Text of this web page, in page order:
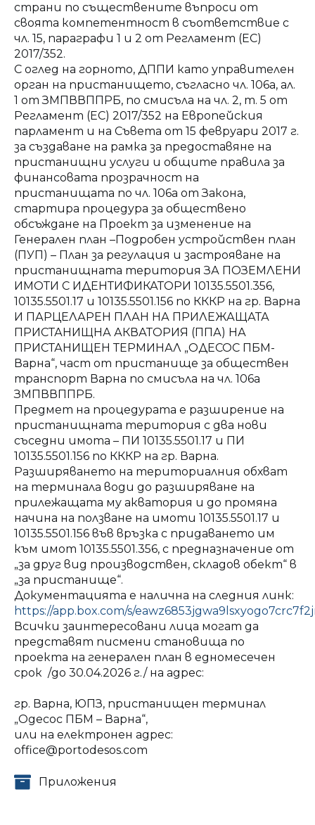
страни по съществените въпроси от
своята компетентност в съответствие с
чл. 15, параграфи 1 и 2 от Регламент (ЕС)
2017/352.
С оглед на горното, ДППИ като управителен
орган на пристанището, съгласно чл. 106а, ал.
1 от ЗМПВВППРБ, по смисъла на чл. 2, т. 5 от
Регламент (ЕС) 2017/352 на Европейския
парламент и на Съвета от 15 февруари 2017 г.
за създаване на рамка за предоставяне на
пристанищни услуги и общите правила за
финансовата прозрачност на
пристанищата по чл. 106а от Закона,
стартира процедура за обществено
обсъждане на Проект за изменение на
Генерален план –Подробен устройствен план
(ПУП) – План за регулация и застрояване на
пристанищната територия ЗА ПОЗЕМЛЕНИ
ИМОТИ С ИДЕНТИФИКАТОРИ 10135.5501.356,
10135.5501.17 и 10135.5501.156 по КККР на гр. Варна
И ПАРЦЕЛАРЕН ПЛАН НА ПРИЛЕЖАЩАТА
ПРИСТАНИЩНА АКВАТОРИЯ (ППА) НА
ПРИСТАНИЩЕН ТЕРМИНАЛ „ОДЕСОС ПБМ-
Варна“, част от пристанище за обществен
транспорт Варна по смисъла на чл. 106а
ЗМПВВППРБ.
Предмет на процедурата е разширение на
пристанищната територия с два нови
съседни имота – ПИ 10135.5501.17 и ПИ
10135.5501.156 по КККР на гр. Варна.
Разширяването на териториалния обхват
на терминала води до разширяване на
прилежащата му акватория и до промяна
начина на ползване на имоти 10135.5501.17 и
10135.5501.156 във връзка с придаването им
към имот 10135.5501.356, с предназначение от
„за друг вид производствен, складов обект“ в
„за пристанище“.
Документацията е налична на следния линк:
https://app.box.com/s/
Всички заинтересовани лица могат да
представят писмени становища по
проекта на генерален план в едномесечен
срок /до 30.04.2026 г./ на адрес:
гр. Варна, ЮПЗ, пристанищен терминал
„Одесос ПБМ – Варна“,
или на електронен адрес:
office@portodesos.com
Приложения